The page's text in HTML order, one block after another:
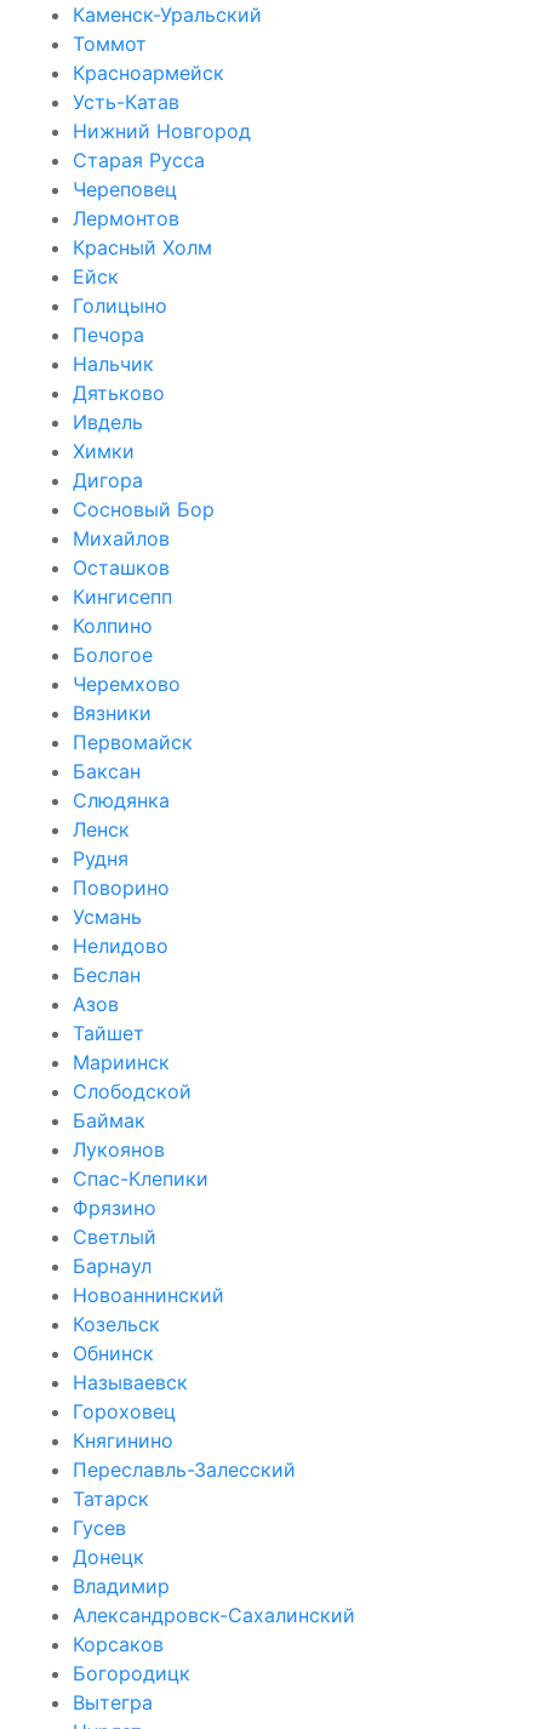
Каменск-Уральский
Томмот
Красноармейск
Усть-Катав
Нижний Новгород
Старая Русса
Череповец
Лермонтов
Красный Холм
Ейск
Голицыно
Печора
Нальчик
Дятьково
Ивдель
Химки
Дигора
Сосновый Бор
Михайлов
Осташков
Кингисепп
Колпино
Бологое
Черемхово
Вязники
Первомайск
Баксан
Слюдянка
Ленск
Рудня
Поворино
Усмань
Нелидово
Беслан
Азов
Тайшет
Мариинск
Слободской
Баймак
Лукоянов
Спас-Клепики
Фрязино
Светлый
Барнаул
Новоаннинский
Козельск
Обнинск
Называевск
Гороховец
Княгинино
Переславль-Залесский
Татарск
Гусев
Донецк
Владимир
Александровск-Сахалинский
Корсаков
Богородицк
Вытегра